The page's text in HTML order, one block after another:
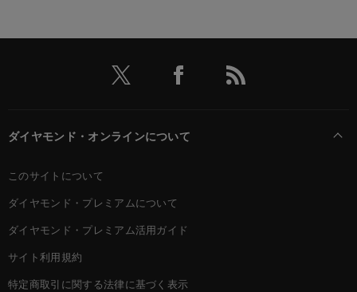
ダイヤモンド・オンラインについて
このサイトについて
ダイヤモンド・プレミアムについて
ダイヤモンド・プレミアム活用ガイド
サイト利用規約
特定商取引に関する法律に基づく表示